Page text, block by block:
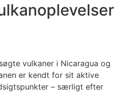
vulkaner i Nicaragua og
er kendt for sit aktive
– særligt efter